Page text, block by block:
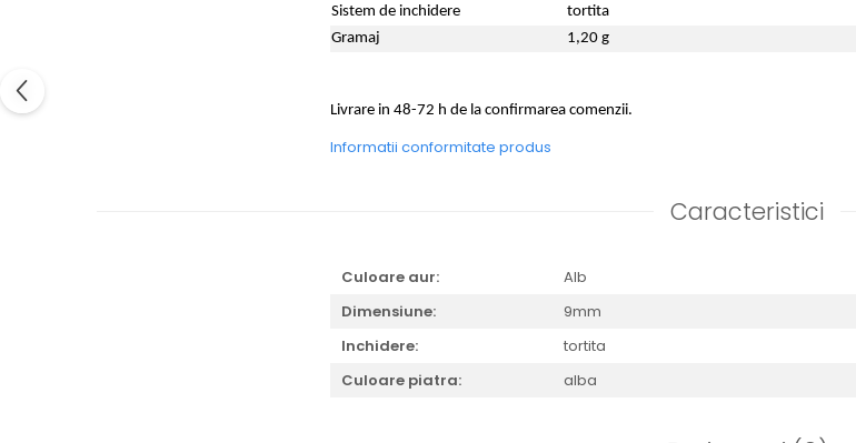
Sistem de inchidere
tortita
Gramaj
1,20 g
Livrare in 48-72 h de la confirmarea comenzii.
Informatii conformitate produs
Caracteristici
Culoare aur:
Alb
Dimensiune:
9mm
Inchidere:
tortita
Culoare piatra:
alba